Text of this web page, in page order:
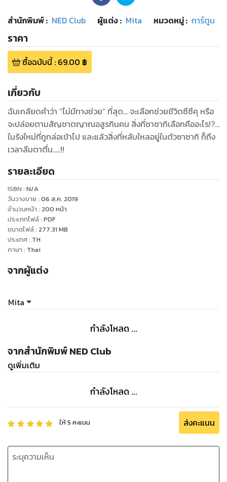
สำนักพิมพ์: NED Club ผู้แต่ง : Mita หมวดหมู่: การ์ตูน
ราคา
ซื้อฉบับนี้: 69.00 ฿
เกี่ยวกับ
ฉันเกลียดคำว่า “ไม่มีทางช่วย” ที่สุด… จะเลือกช่วยชีวิตซึซึคุ หรือ
จะปล่อยตามสัญชาตญาณอสูรกินคน สิ่งที่ซาซากิเลือกคืออะไร!?...
ในรังใหม่ที่ถูกล่อเข้าไป และแล้วสิ่งที่หลับใหลอยู่ในตัวซาซากิ ก็ถึง
เวลาลืมตาตื่น…..!!
รายละเอียด
ISBN : N/A
วันวางขาย : 06 ส.ค. 2019
จำนวนหน้า : 200 หน้า
ประเภทไฟล์: PDF
ขนาดไฟล์: 277.31 MB
ประเทศ: TH
ภาษา : Thai
จากผู้แต่ง
Mita
กำลังโหลด ...
จากสำนักพิมพ์ NED Club
ดูเพิ่มเติม
กำลังโหลด ...
ให้5 คะแนน ส่งคะแนน